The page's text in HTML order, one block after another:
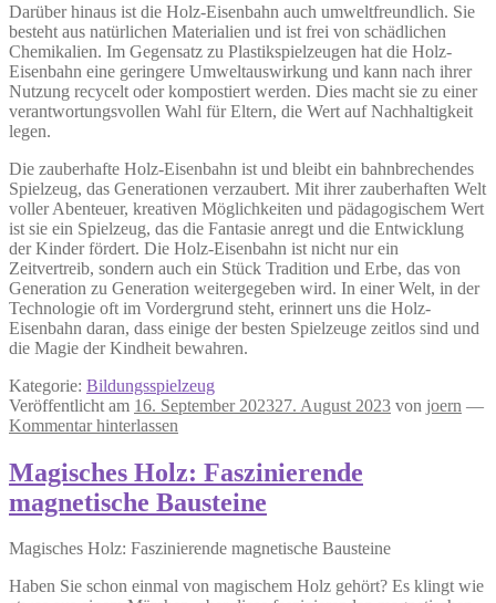
Darüber hinaus ist die Holz-Eisenbahn auch umweltfreundlich. Sie
besteht aus natürlichen Materialien und ist frei von schädlichen
Chemikalien. Im Gegensatz zu Plastikspielzeugen hat die Holz-
Eisenbahn eine geringere Umweltauswirkung und kann nach ihrer
Nutzung recycelt oder kompostiert werden. Dies macht sie zu einer
verantwortungsvollen Wahl für Eltern, die Wert auf Nachhaltigkeit
legen.
Die zauberhafte Holz-Eisenbahn ist und bleibt ein bahnbrechendes
Spielzeug, das Generationen verzaubert. Mit ihrer zauberhaften Welt
voller Abenteuer, kreativen Möglichkeiten und pädagogischem Wert
ist sie ein Spielzeug, das die Fantasie anregt und die Entwicklung
der Kinder fördert. Die Holz-Eisenbahn ist nicht nur ein
Zeitvertreib, sondern auch ein Stück Tradition und Erbe, das von
Generation zu Generation weitergegeben wird. In einer Welt, in der
Technologie oft im Vordergrund steht, erinnert uns die Holz-
Eisenbahn daran, dass einige der besten Spielzeuge zeitlos sind und
die Magie der Kindheit bewahren.
Kategorie: Bildungsspielzeug
Veröffentlicht am 16. September 202327. August 2023 von joern —
Kommentar hinterlassen
Magisches Holz: Faszinierende
magnetische Bausteine
Magisches Holz: Faszinierende magnetische Bausteine
Haben Sie schon einmal von magischem Holz gehört? Es klingt wie